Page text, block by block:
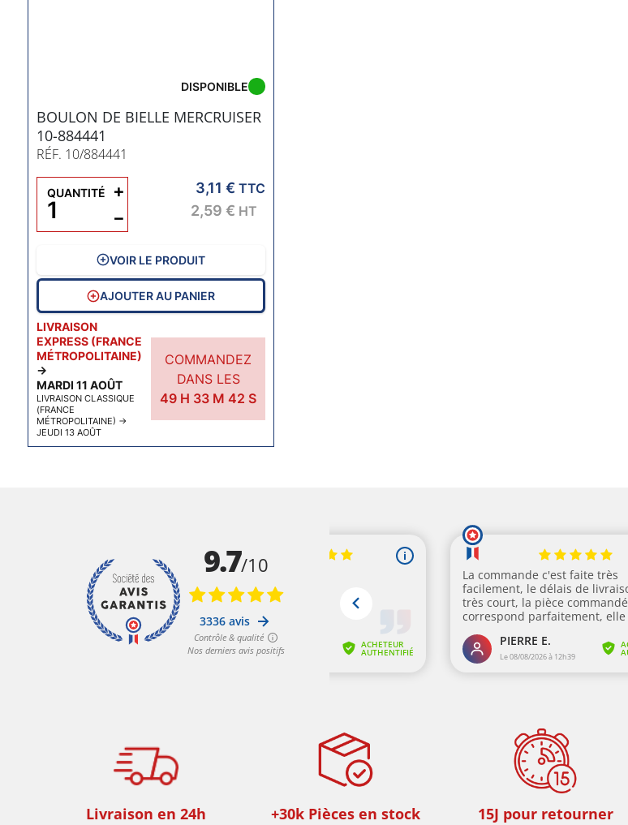
BOULON DE BIELLE MERCRUISER
10-884441
RÉF. 10/884441
LIVRAISON
EXPRESS (FRANCE
MÉTROPOLITAINE)
→
MARDI 11 AOÛT
LIVRAISON CLASSIQUE
(FRANCE
MÉTROPOLITAINE) →
JEUDI 13 AOÛT
COMMANDEZ
DANS LES
49 H 33 M42 S
DISPONIBLE
3,11 € TTC
2,59 € HT
QUANTITÉ
−
+
VOIR LE PRODUIT
AJOUTER AU PANIER
Livraison en 24h +30k Pièces en stock 15J pour retourner